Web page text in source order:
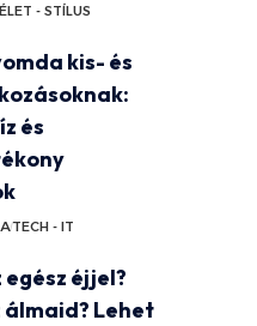
- STÍLUS
kis- és
és
TECH - IT
éjjel?
álmaid? Lehet